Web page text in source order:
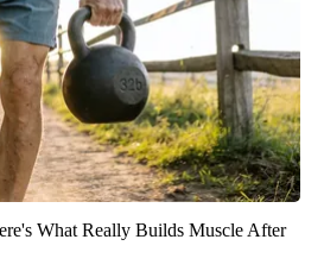
What Really Builds Muscle After